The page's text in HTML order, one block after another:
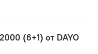
(6+1) от DAYO